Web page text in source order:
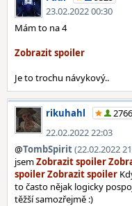
23.02.2022 00:30
Mám to na 4
Je to trochu návykový..
rikuhahl
22.02.2022 22:03
@TombSpirit(22.02.2022
jsem
to často nějak logicky
těžší samozřejmě :)